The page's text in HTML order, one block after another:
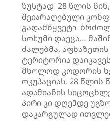
ზუსტად 28 წლის
შეიარაღებული
გადამწყვეტი
სოხუმი დაეცა…
ძალებმა,
ტერიტორია
მხოლოდ კოდორის
ოკუპაციას. 28 წლის
ადამიანის
პირი კი დღემდე
დაკარგულად